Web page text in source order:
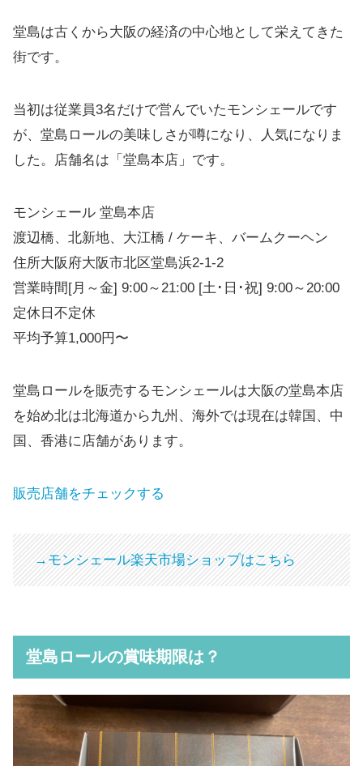
堂島は古くから大阪の経済の中心地として栄えてきた
街です。
当初は従業員3名だけで営んでいたモンシェールです
が、堂島ロールの美味しさが噂になり、人気になりま
した。店舗名は「堂島本店」です。
モンシェール 堂島本店
渡辺橋、北新地、大江橋 / ケーキ、バームクーヘン
住所大阪府大阪市北区堂島浜2-1-2
営業時間[月～金] 9:00～21:00 [土･日･祝] 9:00～20:00
定休日不定休
平均予算1,000円〜
堂島ロールを販売するモンシェールは大阪の堂島本店
を始め北は北海道から九州、海外では現在は韓国、中
国、香港に店舗があります。
販売店舗をチェックする
→モンシェール楽天市場ショップはこちら
堂島ロールの賞味期限は？